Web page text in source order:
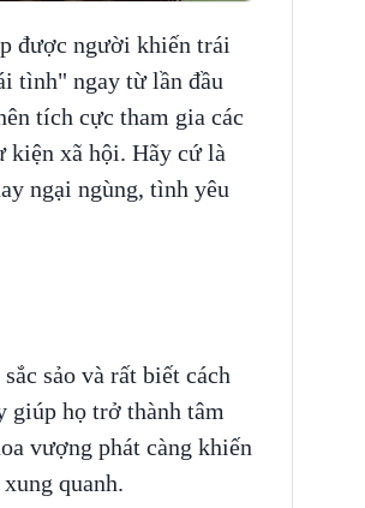
được người khiến trái
tình" ngay từ lần đầu
tích cực tham gia các
kiện xã hội. Hãy cứ là
ngại ngùng, tình yêu
sảo và rất biết cách
giúp họ trở thành tâm
vượng phát càng khiến
quanh.